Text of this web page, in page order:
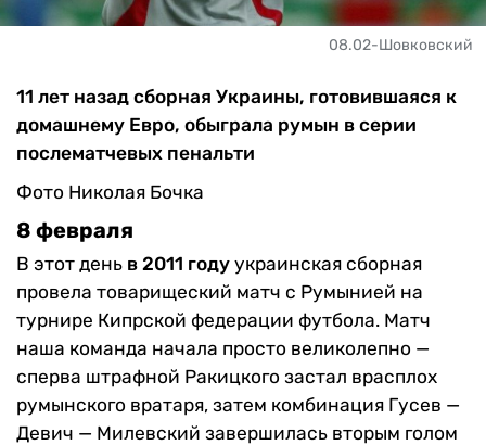
08.02-Шовковский
11 лет назад сборная Украины, готовившаяся к
домашнему Евро, обыграла румын в серии
послематчевых пенальти
Фото Николая Бочка
8 февраля
В этот день в 2011 году украинская сборная
провела товарищеский матч с Румынией на
турнире Кипрской федерации футбола. Матч
наша команда начала просто великолепно —
сперва штрафной Ракицкого застал врасплох
румынского вратаря, затем комбинация Гусев —
Девич — Милевский завершилась вторым голом